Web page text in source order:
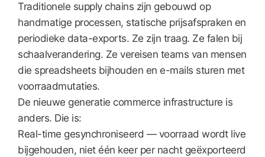
Traditionele supply chains zijn gebouwd op
handmatige processen, statische prijsafspraken en
periodieke data-exports. Ze zijn traag. Ze falen bij
schaalverandering. Ze vereisen teams van mensen
die spreadsheets bijhouden en e-mails sturen met
voorraadmutaties.
De nieuwe generatie commerce infrastructure is
anders. Die is:
Real-time gesynchroniseerd — voorraad wordt live
bijgehouden, niet één keer per nacht geëxporteerd